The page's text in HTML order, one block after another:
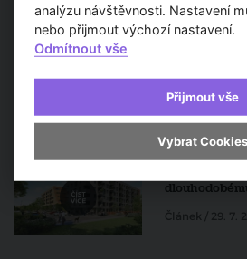
Zprávy a aktuality
Letnímu bytu
Bytový
Článek / 29. 7.
analýzu návštěvnosti. Nastavení
nebo přijmout výchozí nastavení.
Odmítnout vše
Přijmout vše
Vybrat Cookies